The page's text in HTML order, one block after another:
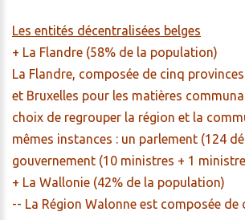
Les entités décentralisées belges
+ La Flandre (58% de la population)
La Flandre, composée de cinq
et Bruxelles pour les matières
choix de regrouper la région et la
mêmes instances : un parlement (124
gouvernement (10 ministres + 1
+ La Wallonie (42% de la population)
-- La Région Walonne est composée de